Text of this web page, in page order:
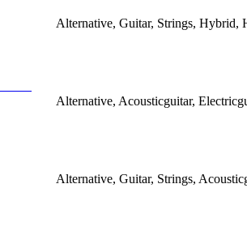
Alternative, Guitar, Strings, Hybrid,
Alternative, Acousticguitar,
Alternative, Guitar, Strings,